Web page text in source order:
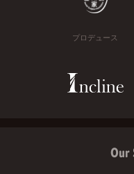
プロデュース
Our